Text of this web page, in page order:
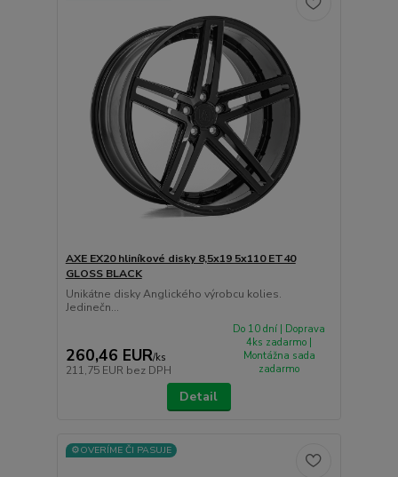
AXE EX20 hliníkové disky 8,5x19 5x110 ET40
GLOSS BLACK
Unikátne disky Anglického výrobcu kolies.
Jedinečn...
260,46 EUR/ks
211,75 EUR bez DPH
Do 10 dní | Doprava
4ks zadarmo |
Montážna sada
zadarmo
Detail
⚙️OVERÍME ČI PASUJE